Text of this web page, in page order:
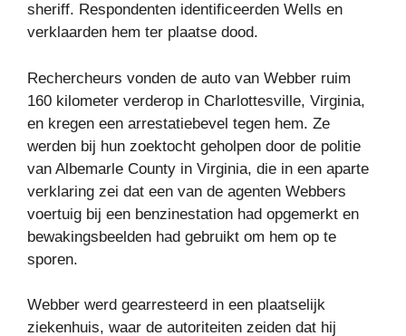
sheriff. Respondenten identificeerden Wells en
verklaarden hem ter plaatse dood.
Rechercheurs vonden de auto van Webber ruim
160 kilometer verderop in Charlottesville, Virginia,
en kregen een arrestatiebevel tegen hem. Ze
werden bij hun zoektocht geholpen door de politie
van Albemarle County in Virginia, die in een aparte
verklaring zei dat een van de agenten Webbers
voertuig bij een benzinestation had opgemerkt en
bewakingsbeelden had gebruikt om hem op te
sporen.
Webber werd gearresteerd in een plaatselijk
ziekenhuis, waar de autoriteiten zeiden dat hij